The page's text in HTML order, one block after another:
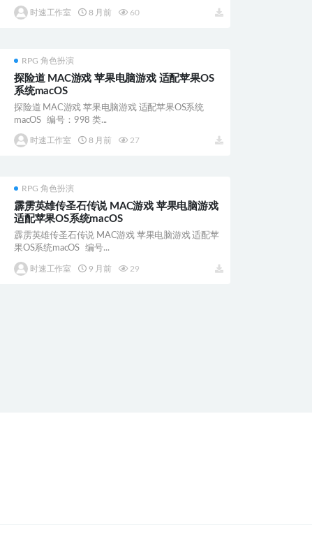
时速工作室 8 月前 60
RPG 角色扮演
探险道 MAC游戏 苹果电脑游戏 适配苹果OS
系统macOS
探险道 MAC游戏 苹果电脑游戏 适配苹果OS系统
macOS 编号：998 类...
时速工作室 8 月前 27
RPG 角色扮演
霹雳英雄传圣石传说 MAC游戏 苹果电脑游戏
适配苹果OS系统macOS
霹雳英雄传圣石传说 MAC游戏 苹果电脑游戏 适配苹
果OS系统macOS 编号...
时速工作室 9 月前 29